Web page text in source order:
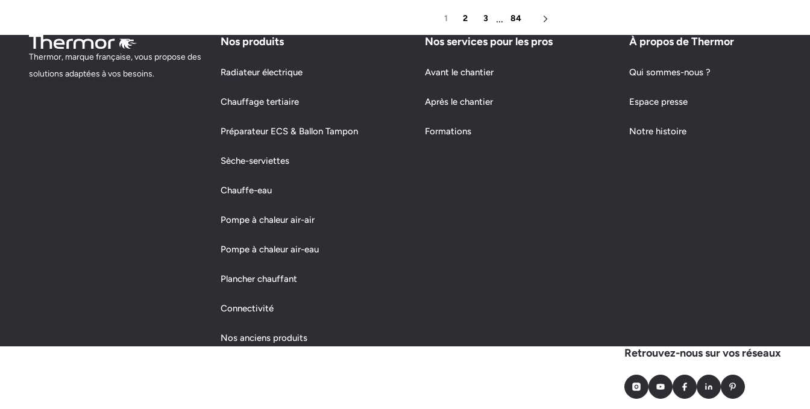
1 2 3 ... 84
Page suivante
Thermor, marque française, vous propose des
solutions adaptées à vos besoins.
Nos produits
Radiateur électrique
Chauffage tertiaire
Préparateur ECS & Ballon Tampon
Sèche-serviettes
Chauffe-eau
Pompe à chaleur air-air
Pompe à chaleur air-eau
Plancher chauffant
Connectivité
Nos anciens produits
Nos services pour les pros
Avant le chantier
Après le chantier
Formations
À propos de Thermor
Qui sommes-nous ?
Espace presse
Notre histoire
Retrouvez-nous sur vos réseaux
InstagramYoutubeFacebookLinkedInPinterest